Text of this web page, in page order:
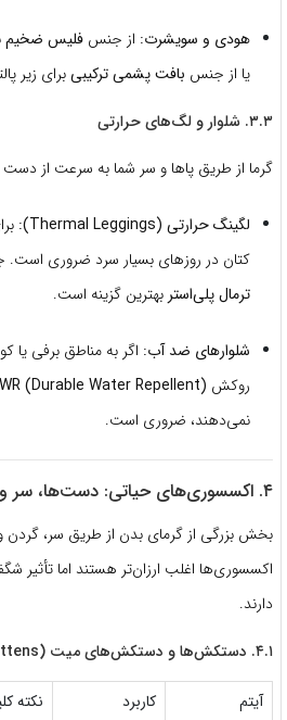
هودی و سویشرت: از جنس فلیس ضخیم
یا از جنس بافت پشمی ترکیبیبرای زیر
۳.۳. شلوار و لگ‌های حرارتی
گرما از طریق پاها و سر شما به سرعت از
لگینگ حرارتی (Thermal Leggings):
کتان در روزهای بسیار سرد ضروری است.
ترمال پلی‌استر بهترین گزینه است.
شلوارهای ضد آب: اگر به مناطق برفی یا
روکش (Durable Water Repellent)
نمی‌دهند، ضروری است.
۴. اکسسوری‌های حیاتی: دست‌ها، سر و پاها
بخش بزرگی از گرمای بدن از طریق سر،
اکسسوری‌ها اغلب ارزان‌تر هستند اما تأثیر
دارند.
۴.۱. دستکش‌ها و دستکش‌های میت (Mittens)
آیتم کاربرد
نکته